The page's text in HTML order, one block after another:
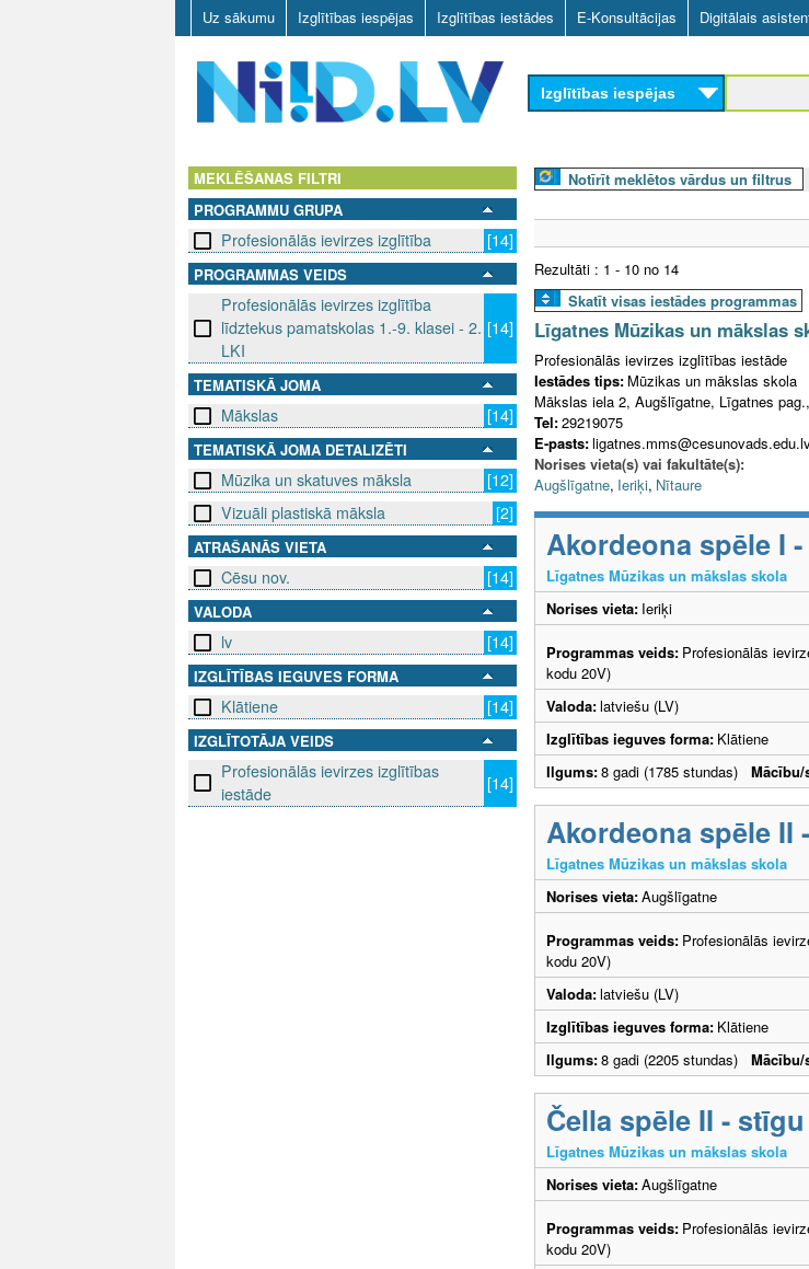
Skip
to
main
content
Uz sākumu Izglītības iespējas Izglītības iestādes E-Konsultācijas Digitālais
D
L
V
Izglītības iespējas
MEKLĒŠANAS FILTRI
PROGRAMMU GRUPA
Profesionālās ievirzes izglītība [14]
PROGRAMMAS VEIDS
Profesionālās ievirzes izglītība
līdztekus pamatskolas 1.-9. klasei - 2.
LKI
[14]
TEMATISKĀ JOMA
Mākslas [14]
TEMATISKĀ JOMA DETALIZĒTI
Mūzika un skatuves māksla
[12]
Vizuāli plastiskā māksla
[2]
ATRAŠANĀS VIETA
Cēsu nov. [14]
VALODA
lv [14]
IZGLĪTĪBAS IEGUVES FORMA
Klātiene [14]
IZGLĪTOTĀJA VEIDS
Profesionālās ievirzes izglītības
iestāde
[14]
Notīrīt meklētos vārdus un filtrus
Rezultāti : 1 - 10 no 14
Skatīt visas iestādes programmas
Līgatnes Mūzikas un mākslas
Profesionālās ievirzes izglītības iestāde
Iestādes tips: Mūzikas un mākslas skola
Mākslas iela 2, Augšlīgatne, Līgatnes
Tel:29219075
E-pasts:
Norises vieta(s) vai fakultāte(s):
Augšlīgatne, Ieriķi, Nītaure
Akordeona spēle I
Līgatnes Mūzikas un mākslas skola
Norises vieta: Ieriķi
Programmas veids: Profesionālās
kodu 20V)
Valoda:latviešu (LV)
Izglītības ieguves forma: Klātiene
Ilgums:8 gadi (1785 stundas)
Akordeona spēle
Līgatnes Mūzikas un mākslas skola
Norises vieta:Augšlīgatne
Programmas veids: Profesionālās
kodu 20V)
Valoda:latviešu (LV)
Izglītības ieguves forma: Klātiene
Ilgums:8 gadi (2205 stundas)
Čella spēle II -
Līgatnes Mūzikas un mākslas skola
Norises vieta:Augšlīgatne
Programmas veids: Profesionālās
kodu 20V)